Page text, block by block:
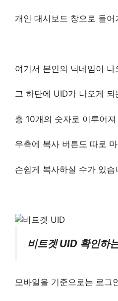
개인 대시보드 창으로 들어
여기서 본인의 닉네임이 나
그 하단에 UID가 나오게 되
총 10개의 숫자로 이루어져
우측에 복사 버튼도 따로
손쉽게 복사하실 수가 있습
비트겟 UID 확인하
모바일을 기준으로는 로그